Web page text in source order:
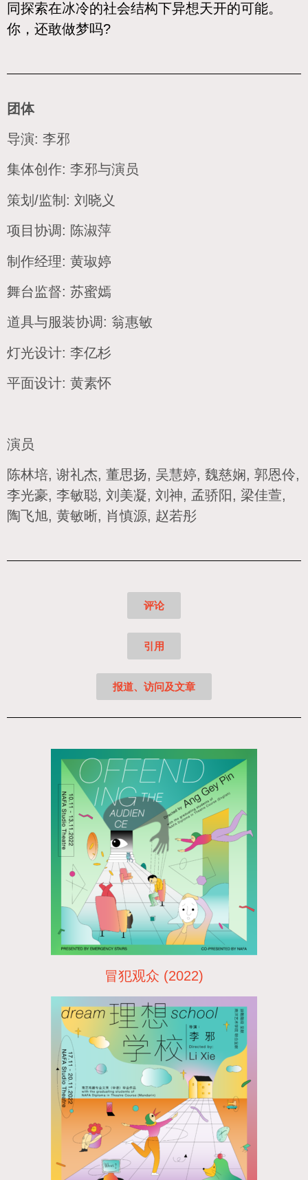
同探索在冰冷的社会结构下异想天开的可能。
你，还敢做梦吗?
团体
导演: 李邪
集体创作: 李邪与演员
策划/监制: 刘晓义
项目协调: 陈淑萍
制作经理: 黄琡婷
舞台监督: 苏蜜嫣
道具与服装协调: 翁惠敏
灯光设计: 李亿杉
平面设计: 黄素怀
演员
陈林培, 谢礼杰, 董思扬, 吴慧婷, 魏慈娴, 郭恩伶,
李光豪, 李敏聪, 刘美凝, 刘神, 孟骄阳, 梁佳萱,
陶飞旭, 黄敏晰, 肖慎源, 赵若彤
评论
引用
报道、访问及文章
冒犯观众 (2022)